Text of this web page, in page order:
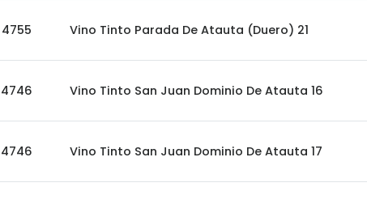
4755 Vino Tinto Parada De Atauta (Duero) 21
4746 Vino Tinto San Juan Dominio De Atauta 16
4746 Vino Tinto San Juan Dominio De Atauta 17